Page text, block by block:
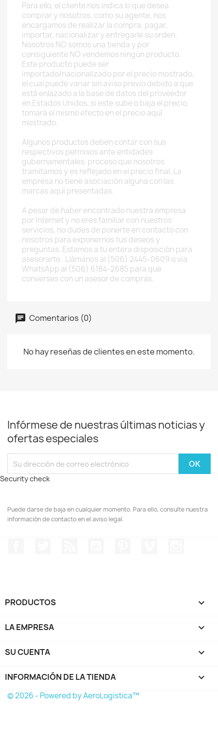
Para ello, el cliente nos indica lo que desea
comprar y nosotros, como su agente, nos
encargamos de realizar la compra, pagar,
importar, nacionalizar y entregarle su orden.
Nosotros NO somos una tienda y por
consiguiente NO vendemos ningún producto.
Este producto puede ser
importado/nacionalizado por el precio mostrado,
el cual puede variar sin aviso previo debido a que
está enlazado a la base de datos del proveedor
en Estados Unidos, si este sube o baja el precio,
tomará el mismo efecto en el precio aquí
mostrado.
Algunos productos deben contar con sus
respectivos permisos ante entidades
gubernamentales, proceso que nosotros
tramitamos y es reflejado en el precio final. La
empresa no tiene asociación alguna con las
marcas aquí presentadas.
A pesar de haber encontrado nuestra empresa
por Internet y no eres familiar con nuestros
servicios, no dudes de ponerte en contacto con
nosotros para exponernos tus deseos y
preguntas. Estamos a tu entera disposición para
asesorarte. Llámanos al (506) 2445-0609 o via
WhatsApp al (506) 6184-2685 para que
converses con un asesor de compras.
Comentarios (0)
No hay reseñas de clientes en este momento.
Infórmese de nuestras últimas noticias y
ofertas especiales
Security check
Puede darse de baja en cualquier momento. Para ello, consulte nuestra
información de contacto en el aviso legal.
PRODUCTOS 
LA EMPRESA 
SU CUENTA 
INFORMACIÓN DE LA TIENDA keyboard_arrow_down
© 2026 - Powered by AeroLogistica™